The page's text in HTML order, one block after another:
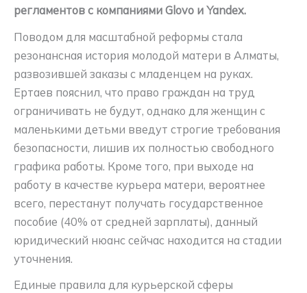
регламентов с компаниями Glovo и Yandex.
Поводом для масштабной реформы стала
резонансная история молодой матери в Алматы,
развозившей заказы с младенцем на руках.
Ертаев пояснил, что право граждан на труд
ограничивать не будут, однако для женщин с
маленькими детьми введут строгие требования
безопасности, лишив их полностью свободного
графика работы. Кроме того, при выходе на
работу в качестве курьера матери, вероятнее
всего, перестанут получать государственное
пособие (40% от средней зарплаты), данный
юридический нюанс сейчас находится на стадии
уточнения.
Единые правила для курьерской сферы